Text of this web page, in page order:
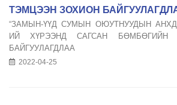
ТЭМЦЭЭН ЗОХИОН
“ЗАМЫН-ҮҮД СУМЫН ОЮУТНУУДЫН
ИЙ ХҮРЭЭНД САГСАН БӨМБӨГИЙН
БАЙГУУЛАГДЛАА
2022-04-25